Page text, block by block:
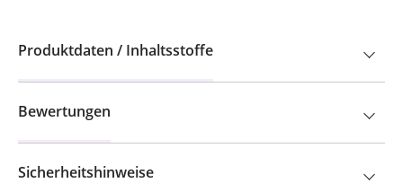
Produktdaten / Inhaltsstoffe
Bewertungen
Sicherheitshinweise